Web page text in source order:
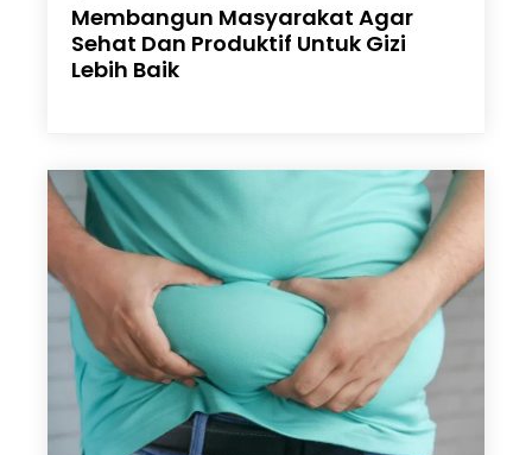
Membangun Masyarakat Agar
Sehat Dan Produktif Untuk Gizi
Lebih Baik